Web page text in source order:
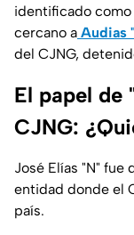
identificado como
cercano a Audias
del CJNG,
El papel de
CJNG:
José Elías "N" fue
entidad donde el
país.